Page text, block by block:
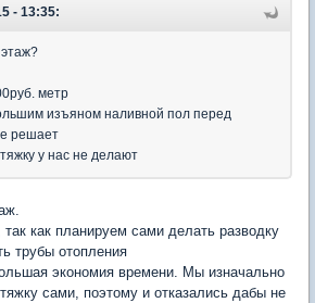
- 13:35:
этаж?
метр
изъяном наливной пол перед
решает
у нас не делают
как планируем сами делать разводку
трубы отопления
экономия времени. Мы изначально
сами, поэтому и отказались дабы не